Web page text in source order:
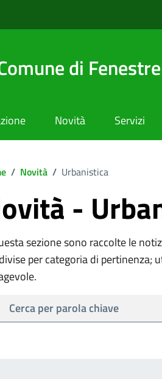
di
Novità Servizi
/ Novità / Urbanistica
-
sezione sono raccolte le
per categoria di pertinenza;